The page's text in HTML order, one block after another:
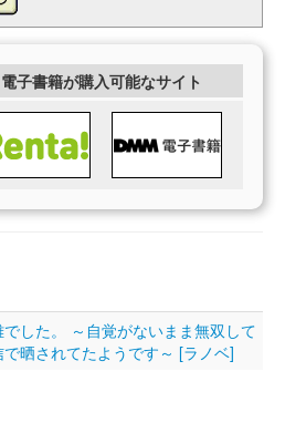
電子書籍が購入可能なサイト
した。 ～自覚がないまま無双して
晒されてたようです～ [ラノベ]